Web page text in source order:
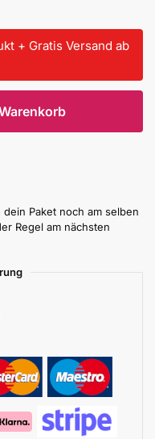
+ Gratis Versand ab
Paket noch am selben
Regel am nächsten